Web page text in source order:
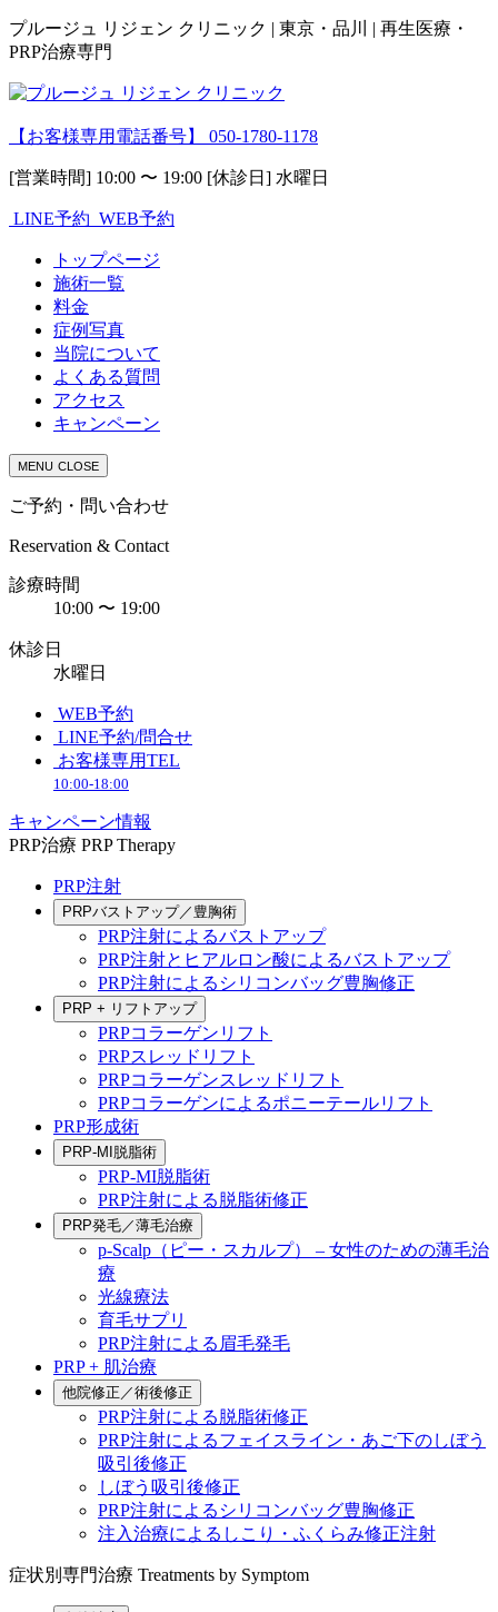
プルージュ リジェン クリニック | 東京・品川 | 再生医療・
PRP治療専門
【お客様専用電話番号】 050-1780-1178
[営業時間] 10:00 〜 19:00 [休診日] 水曜日
LINE予約 WEB予約
トップページ
施術一覧
料金
症例写真
当院について
よくある質問
アクセス
キャンペーン
MENU CLOSE
ご予約・問い合わせ
Reservation & Contact
診療時間
10:00 〜 19:00
休診日
水曜日
WEB予約
LINE予約/問合せ
お客様専用TEL
10:00-18:00
キャンペーン情報
PRP治療 PRP Therapy
PRP注射
PRPバストアップ／豊胸術
PRP注射によるバストアップ
PRP注射とヒアルロン酸によるバストアップ
PRP注射によるシリコンバッグ豊胸修正
PRP + リフトアップ
PRPコラーゲンリフト
PRPスレッドリフト
PRPコラーゲンスレッドリフト
PRPコラーゲンによるポニーテールリフト
PRP形成術
PRP-MI脱脂術
PRP-MI脱脂術
PRP注射による脱脂術修正
PRP発毛／薄毛治療
p-Scalp（ピー・スカルプ） – 女性のための薄毛治
療
光線療法
育毛サプリ
PRP注射による眉毛発毛
PRP + 肌治療
他院修正／術後修正
PRP注射による脱脂術修正
PRP注射によるフェイスライン・あご下のしぼう
吸引後修正
しぼう吸引後修正
PRP注射によるシリコンバッグ豊胸修正
注入治療によるしこり・ふくらみ修正注射
症状別専門治療 Treatments by Symptom